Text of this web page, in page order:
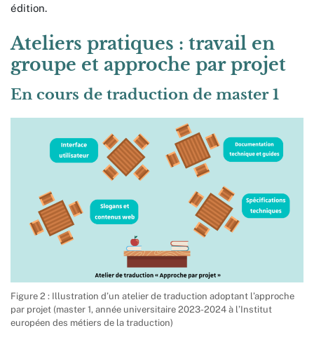
édition.
Ateliers pratiques : travail en
groupe et approche par projet
En cours de traduction de master 1
Figure 2 : Illustration d’un atelier de traduction adoptant l’approche
par projet (master 1, année universitaire 2023-2024 à l’Institut
européen des métiers de la traduction)